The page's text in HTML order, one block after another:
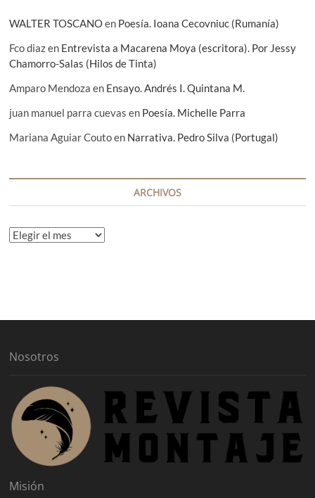
s
WALTER TOSCANOen Poesía. Ioana Cecovniuc (Rumanía)
Fco diazen Entrevista a Macarena Moya (escritora). Por Jessy
Chamorro-Salas (Hilos de Tinta)
Amparo Mendoza en Ensayo. Andrés I. Quintana M.
juan manuel parra cuevas en Poesía. Michelle Parra
Mariana Aguiar Coutoen Narrativa. Pedro Silva (Portugal)
ARCHIVOS
A
Nosotros
Misión